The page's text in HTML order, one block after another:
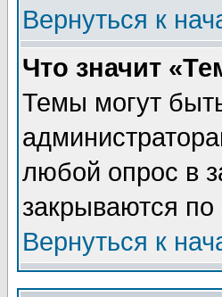
Вернуться к
Что значит
Темы могут
любой опрос в
закрываются
Вернуться к